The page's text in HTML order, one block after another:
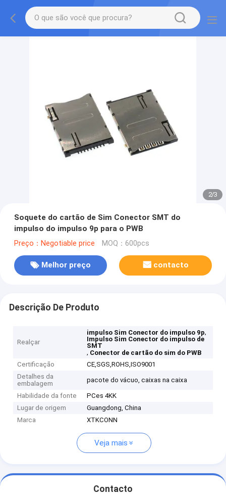
2/3
Soquete do cartão de Sim Conector SMT do
impulso do impulso 9p para o PWB
Preço：Negotiable price MOQ：600pcs
Melhor preço contacto
Descrição De Produto
Realçar
impulso Sim Conector do impulso 9p,
Impulso Sim Conector do impulso de
SMT
, Conector de cartão do sim do PWB
Certificação
CE,SGS,ROHS,ISO9001
Detalhes da
embalagem
pacote do vácuo, caixas na caixa
Habilidade da fonte
PCes 4KK
Lugar de origem
Guangdong, China
Marca
XTKCONN
Veja mais
Contacto